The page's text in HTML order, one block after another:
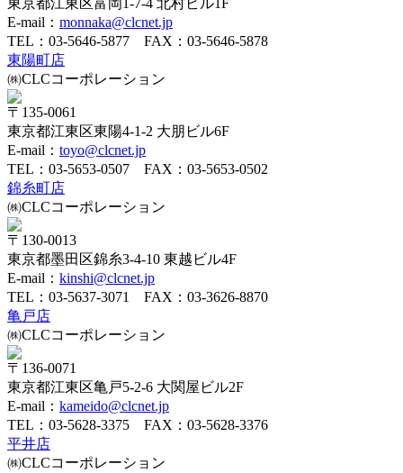
東京都江東区富岡1-7-4 北村ビル1F
E-mail： monnaka@clcnet.jp
TEL： 03-5646-5877 FAX：03-5646-5878
東陽町店
㈱CLCコーポレーション
〒135-0061
東京都江東区東陽4-1-2 大朋ビル6F
E-mail： toyo@clcnet.jp
TEL： 03-5653-0507 FAX：03-5653-0502
錦糸町店
㈱CLCコーポレーション
〒130-0013
東京都墨田区錦糸3-4-10 東越ビル4F
E-mail： kinshi@clcnet.jp
TEL： 03-5637-3071
FAX：03-3626-8870
亀戸店
㈱CLCコーポレーション
〒136-0071
東京都江東区亀戸5-2-6 大関屋ビル2F
E-mail： kameido@clcnet.jp
TEL： 03-5628-3375 FAX：03-5628-3376
平井店
㈱CLCコーポレーション